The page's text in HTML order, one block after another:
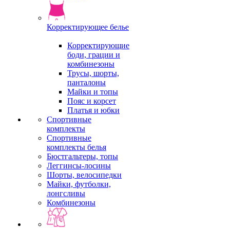
Корректирующее белье
Корректирующие
боди, грации и
комбинезоны
Трусы, шорты,
панталоны
Майки и топы
Пояс и корсет
Платья и юбки
Спортивные
комплекты
Спортивные
комплекты белья
Бюстгальтеры, топы
Леггинсы-лосины
Шорты, велосипедки
Майки, футболки,
лонгсливы
Комбинезоны